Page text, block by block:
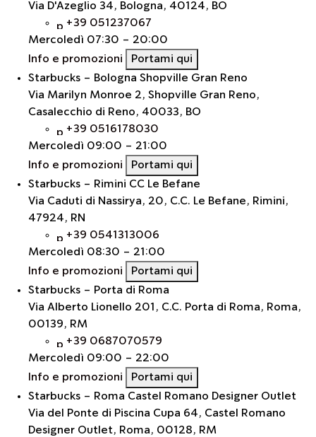
Via D'Azeglio 34, Bologna, 40124, BO
+39 051237067
Mercoledì 07:30 - 20:00
Info e promozioni
Portami qui
Starbucks - Bologna Shopville Gran Reno
Via Marilyn Monroe 2, Shopville Gran Reno,
Casalecchio di Reno, 40033, BO
+39 0516178030
Mercoledì 09:00 - 21:00
Info e promozioni
Portami qui
Starbucks - Rimini CC Le Befane
Via Caduti di Nassirya, 20, C.C. Le Befane, Rimini,
47924, RN
+39 0541313006
Mercoledì 08:30 - 21:00
Info e promozioni
Portami qui
Starbucks - Porta di Roma
Via Alberto Lionello 201, C.C. Porta di Roma, Roma,
00139, RM
+39 0687070579
Mercoledì 09:00 - 22:00
Info e promozioni
Portami qui
Starbucks - Roma Castel Romano Designer Outlet
Via del Ponte di Piscina Cupa 64, Castel Romano
Designer Outlet, Roma, 00128, RM